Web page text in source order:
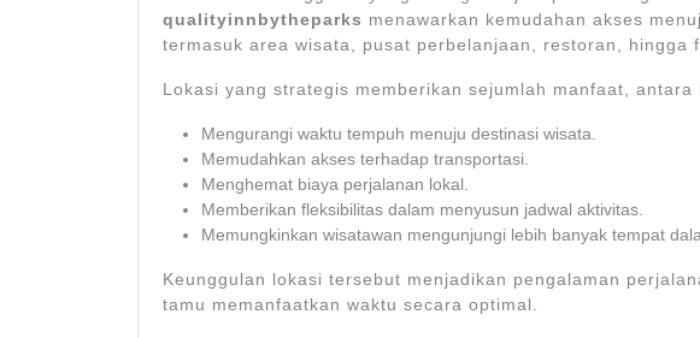
qualityinnbytheparks menawarkan kemudahan akses
termasuk area wisata, pusat perbelanjaan, restoran, hingga
Lokasi yang strategis memberikan sejumlah manfaat, antara
Mengurangi waktu tempuh menuju destinasi wisata.
Memudahkan akses terhadap transportasi.
Menghemat biaya perjalanan lokal.
Memberikan fleksibilitas dalam menyusun jadwal aktivitas.
Memungkinkan wisatawan mengunjungi lebih banyak tempat
Keunggulan lokasi tersebut menjadikan pengalaman
tamu memanfaatkan waktu secara optimal.